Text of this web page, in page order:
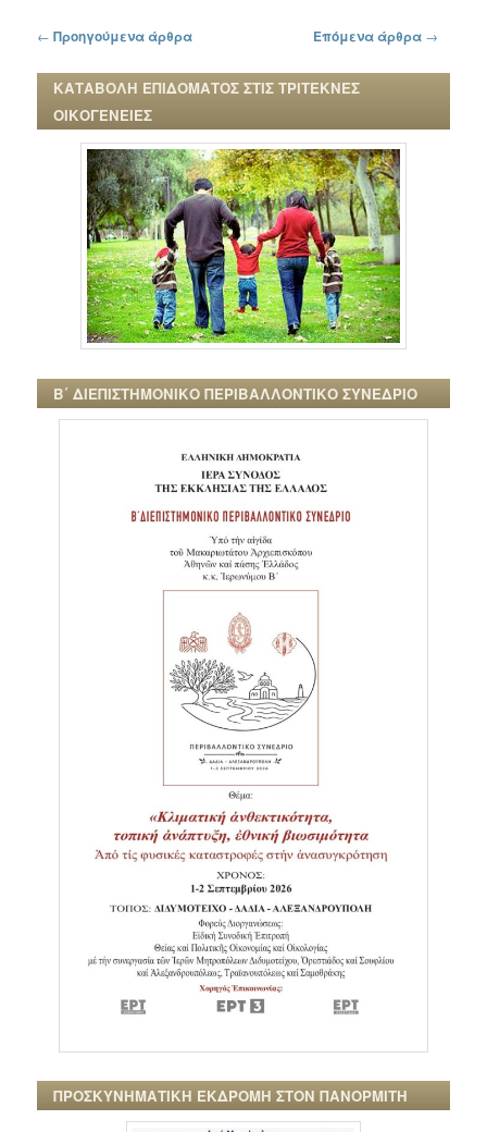
Πλοήγηση στα άρθρα
← Προηγούμενα άρθρα Επόμενα άρθρα →
ΚΑΤΑΒΟΛΗ ΕΠΙΔΟΜΑΤΟΣ ΣΤΙΣ ΤΡΙΤΕΚΝΕΣ
ΟΙΚΟΓΕΝΕΙΕΣ
Β΄ ΔΙΕΠΙΣΤΗΜΟΝΙΚΟ ΠΕΡΙΒΑΛΛΟΝΤΙΚΟ ΣΥΝΕΔΡΙΟ
ΠΡΟΣΚΥΝΗΜΑΤΙΚΗ ΕΚΔΡΟΜΗ ΣΤΟΝ ΠΑΝΟΡΜΙΤΗ